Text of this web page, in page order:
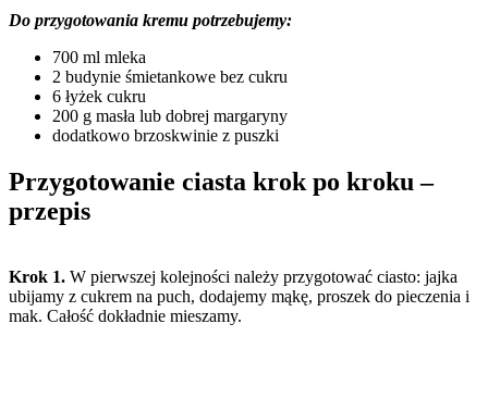
Do przygotowania kremu potrzebujemy:
700 ml mleka
2 budynie śmietankowe bez cukru
6 łyżek cukru
200 g masła lub dobrej margaryny
dodatkowo brzoskwinie z puszki
Przygotowanie ciasta krok po kroku –
przepis
Krok 1. W pierwszej kolejności należy przygotować ciasto: jajka
ubijamy z cukrem na puch, dodajemy mąkę, proszek do pieczenia i
mak. Całość dokładnie mieszamy.